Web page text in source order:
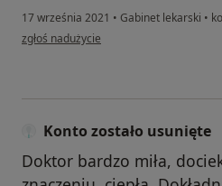
17 września 2021 • Gabinet lekarski •
w opinii użytkownika Pacjent
zgłoś nadużycie
Konto zostało usunięte
Doktor bardzo miła,